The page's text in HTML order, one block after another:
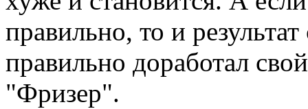
правильно, то и
правильно доработал
"Фризер".